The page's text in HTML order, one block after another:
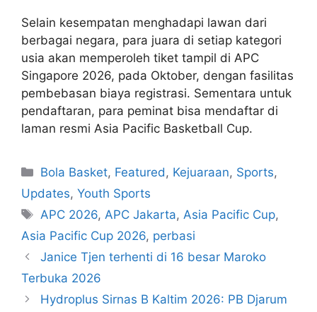
Selain kesempatan menghadapi lawan dari
berbagai negara, para juara di setiap kategori
usia akan memperoleh tiket tampil di APC
Singapore 2026, pada Oktober, dengan fasilitas
pembebasan biaya registrasi. Sementara untuk
pendaftaran, para peminat bisa mendaftar di
laman resmi Asia Pacific Basketball Cup.
Bola Basket, Featured, Kejuaraan, Sports,
Updates, Youth Sports
APC 2026,APC Jakarta,Asia Pacific Cup,
Asia Pacific Cup 2026, perbasi
Janice Tjen terhenti di 16 besar Maroko
Terbuka 2026
Hydroplus Sirnas B Kaltim 2026: PB Djarum